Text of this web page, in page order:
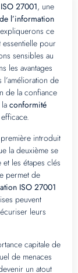
27001, une
l’information
ce
pour
sensibles au
les avantages
l’amélioration de
de la confiance
conformité
introduit
la deuxième se
les étapes clés
permet de
ISO 27001
peuvent
leurs
capitale de
de menaces
un atout